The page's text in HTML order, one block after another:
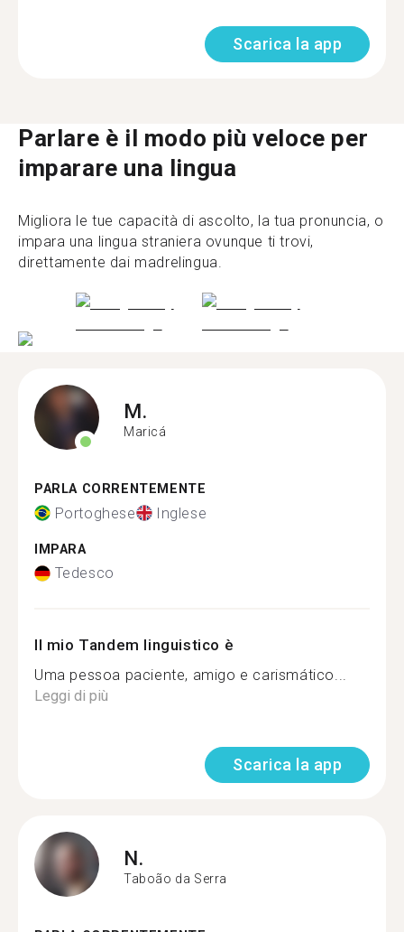
Scarica la app
Parlare è il modo più veloce per
imparare una lingua
Migliora le tue capacità di ascolto, la tua pronuncia, o
impara una lingua straniera ovunque ti trovi,
direttamente dai madrelingua.
M.
Maricá
PARLA CORRENTEMENTE
Portoghese Inglese
IMPARA
Tedesco
Il mio Tandem linguistico è
Uma pessoa paciente, amigo e carismático...
Leggi di più
Scarica la app
N.
Taboão da Serra